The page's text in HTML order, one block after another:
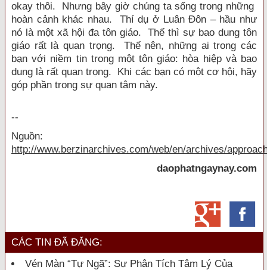
okay thôi. Nhưng bây giờ chúng ta sống trong những
hoàn cảnh khác nhau. Thí dụ ở Luân Đôn – hầu như
nó là một xã hội đa tôn giáo. Thế thì sự bao dung tôn
giáo rất là quan trọng. Thế nên, những ai trong các
bạn với niềm tin trong một tôn giáo: hòa hiệp và bao
dung là rất quan trọng. Khi các bạn có một cơ hội, hãy
góp phần trong sự quan tâm này.
--
Nguồn:
http://www.berzinarchives.com/web/en/archives/
daophatngaynay.com
CÁC TIN ĐÃ ĐĂNG:
Vén Màn “tự Ngã”: Sự Phân Tích Tâm Lý Của